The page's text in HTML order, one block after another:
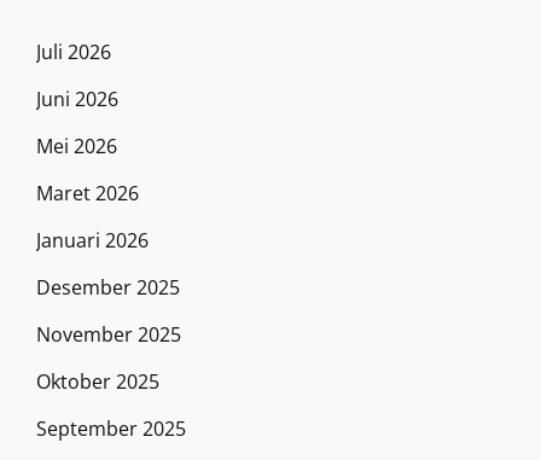
Juli 2026
Juni 2026
Mei 2026
Maret 2026
Januari 2026
Desember 2025
November 2025
Oktober 2025
September 2025